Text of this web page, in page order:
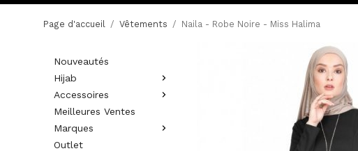
Page d'accueil / Vêtements / Naila - Robe Noire - Miss Halima
Nouveautés
Hijab
Accessoires
Meilleures Ventes
Marques
Outlet